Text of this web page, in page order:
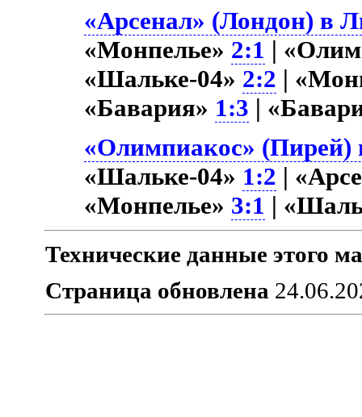
«Арсенал» (Лондон) в
«Монпелье» 2:1 |
«Шальке-04» 2:2 |
«Бавария» 1:3 |
«Олимпиакос» (Пирей)
«Шальке-04» 1:2 |
«Монпелье» 3:1 |
Технические данные этого
Страница обновлена